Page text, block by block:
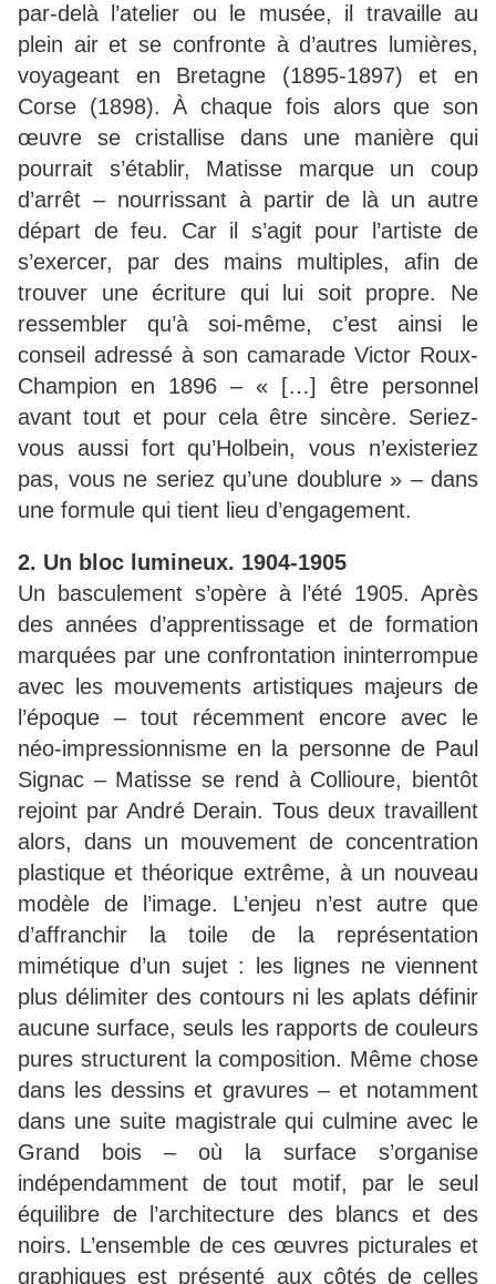
par-delà l’atelier ou le musée, il travaille au
plein air et se confronte à d’autres lumières,
voyageant en Bretagne (1895-1897) et en
Corse (1898). À chaque fois alors que son
œuvre se cristallise dans une manière qui
pourrait s’établir, Matisse marque un coup
d’arrêt – nourrissant à partir de là un autre
départ de feu. Car il s’agit pour l’artiste de
s’exercer, par des mains multiples, afin de
trouver une écriture qui lui soit propre. Ne
ressembler qu’à soi-même, c’est ainsi le
conseil adressé à son camarade Victor Roux-
Champion en 1896 – « […] être personnel
avant tout et pour cela être sincère. Seriez-
vous aussi fort qu’Holbein, vous n’existeriez
pas, vous ne seriez qu’une doublure » – dans
une formule qui tient lieu d’engagement.
2. Un bloc lumineux. 1904-1905
Un basculement s’opère à l’été 1905. Après
des années d’apprentissage et de formation
marquées par une confrontation ininterrompue
avec les mouvements artistiques majeurs de
l’époque – tout récemment encore avec le
néo-impressionnisme en la personne de Paul
Signac – Matisse se rend à Collioure, bientôt
rejoint par André Derain. Tous deux travaillent
alors, dans un mouvement de concentration
plastique et théorique extrême, à un nouveau
modèle de l’image. L’enjeu n’est autre que
d’affranchir la toile de la représentation
mimétique d’un sujet : les lignes ne viennent
plus délimiter des contours ni les aplats définir
aucune surface, seuls les rapports de couleurs
pures structurent la composition. Même chose
dans les dessins et gravures – et notamment
dans une suite magistrale qui culmine avec le
Grand bois – où la surface s’organise
indépendamment de tout motif, par le seul
équilibre de l’architecture des blancs et des
noirs. L’ensemble de ces œuvres picturales et
graphiques est présenté aux côtés de celles